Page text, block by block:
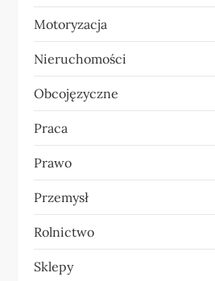
Motoryzacja
Nieruchomości
Obcojęzyczne
Praca
Prawo
Przemysł
Rolnictwo
Sklepy